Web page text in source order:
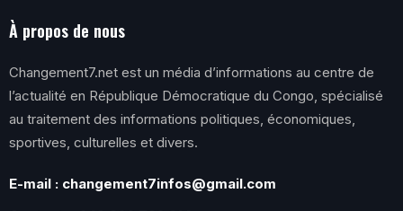
À propos de nous
Changement7.net est un média d’informations au centre de
l’actualité en République Démocratique du Congo, spécialisé
au traitement des informations politiques, économiques,
sportives, culturelles et divers.
E-mail : changement7infos@gmail.com